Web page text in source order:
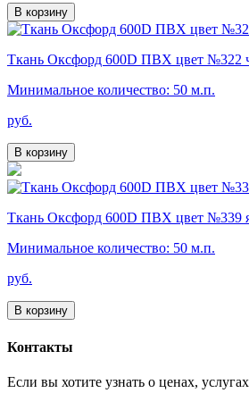
В корзину
Ткань Оксфорд 600D ПВХ цвет №322
Минимальное количество: 50 м.п.
руб.
В корзину
Ткань Оксфорд 600D ПВХ цвет №339
Минимальное количество: 50 м.п.
руб.
В корзину
Контакты
Если вы хотите узнать о ценах,